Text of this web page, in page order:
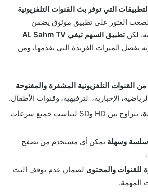
التي توفر بث القنوات التلفزيونية
العثور على تطبيق موثوق يضمن
لكنتطبيق السهم تيفي AL Sahm TV
بفضل الميزات الفريدة التي يقدمها، ومن
التلفزيونية المشفرة والمفتوحة
الإخبارية، الترفيهية، وقنوات الأطفال.
، تتراوح بين HD وSD لتناسب جميع سرعات
سلسة وسهلة تمكن أي مستخدم من تصفح
للقنوات والمحتوى لضمان عدم توقف البث
المهمة.